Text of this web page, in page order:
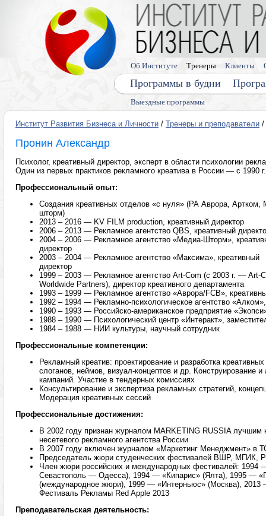
Выездные программы
Программы в будни
Об Институте Тренеры Клиенты
Институт Развития Бизнеса и Личности / Тренеры и преподаватели /
Пронин Александр
Психолог, креативный директор, эксперт в области психологии
Один из первых практиков рекламного креатива в России — с 1990 г.
Профессиональный опыт:
Создания креативных отделов «с нуля» (РА Аврора, Артком,
шторм)
2013 – 2016 — KV FILM production, креативный директор
2006 – 2013 — Рекламное агентство QBS, креативный
2004 – 2006 — Рекламное агентство «Медиа-Шторм»,
директор
2003 – 2004 — Рекламное агентство «Максима», креативный
директор
1999 – 2003 — Рекламное агентство Art-Com (с 2003 г. — Art-
Worldwide Partners), директор креативного департамента
1993 – 1999 — Рекламное агентство «Аврора/FCB»,
1992 – 1994 — Рекламно-психологическое агентство
1990 – 1993 — Российско-американское предприятие
1988 – 1990 — Психологический центр «Интеракт»,
1984 – 1988 — НИИ культуры, научный сотрудник
Профессиональные компетенции:
Рекламный креатив: проектирование и разработка
слоганов, неймов, визуал-концептов и др. Конструирование
кампаний. Участие в тендерных комиссиях
Консультирование и экспертиза рекламных стратегий,
Модерация креативных сессий
Профессиональные достижения:
В 2002 году признан журналом MARKETING RUSSIA лучшим
несетевого рекламного агентства России
В 2007 году включен журналом «Маркетинг Менеджмент» в
Председатель жюри студенческих фестивалей ВШР, МГИК,
Член жюри российских и международных фестивалей: 1994
Севастополь — Одесса), 1994 — «Кипарис» (Ялта), 1995 —
(международное жюри), 1999 — «Интерньюс» (Москва),
Фестиваль Рекламы Red Apple 2013
Преподавательская деятельность: